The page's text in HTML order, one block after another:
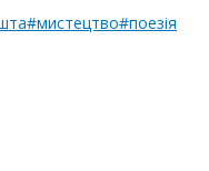
#мистецтво#поезія